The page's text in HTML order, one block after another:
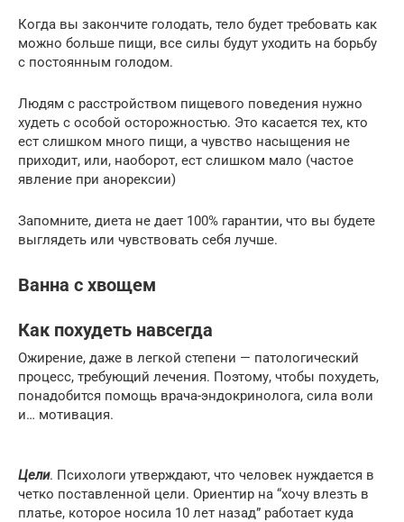
Когда вы закончите голодать, тело будет требовать как
можно больше пищи, все силы будут уходить на борьбу
с постоянным голодом.
Людям с расстройством пищевого поведения нужно
худеть с особой осторожностью. Это касается тех, кто
ест слишком много пищи, а чувство насыщения не
приходит, или, наоборот, ест слишком мало (частое
явление при анорексии)
Запомните, диета не дает 100% гарантии, что вы будете
выглядеть или чувствовать себя лучше.
Ванна с хвощем
Как похудеть навсегда
Ожирение, даже в легкой степени — патологический
процесс, требующий лечения. Поэтому, чтобы похудеть,
понадобится помощь врача-эндокринолога, сила воли
и… мотивация.
Цели. Психологи утверждают, что человек нуждается в
четко поставленной цели. Ориентир на “хочу влезть в
платье, которое носила 10 лет назад” работает куда